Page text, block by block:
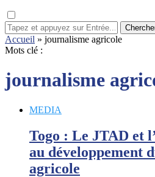
Accueil » journalisme agricole
Mots clé :
journalisme
MEDIA
Togo : Le JTAD et
au développement
agricole